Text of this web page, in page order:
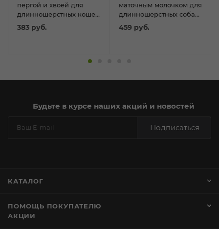
пергой и хвоей для
длинношерстных кошек
250мл
383 руб.
маточным молочком для
длинношерстных собак
250мл
459 руб.
Будьте в курсе наших акций и новостей
Подписаться
КАТАЛОГ
ПОМОЩЬ ПОКУПАТЕЛЮ
АКЦИИ